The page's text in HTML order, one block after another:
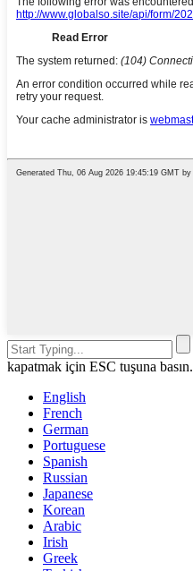
kapatmak için ESC tuşuna basın.
English
French
German
Portuguese
Spanish
Russian
Japanese
Korean
Arabic
Irish
Greek